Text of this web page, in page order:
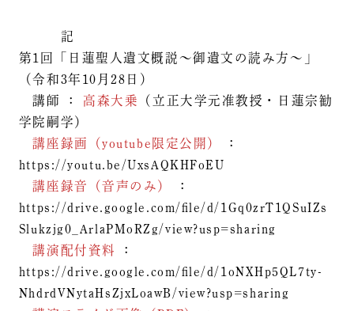
記
第1回「日蓮聖人遺文概説～御遺文の読み方～」
（令和3年10月28日）
講師 ： 高森大乗
（立正大学元准教授・日蓮宗勧
学院嗣学）
講座録画（youtube限定公開）
：
https://youtu.be/UxsAQKHFoEU
講座録音（音声のみ）
：
https://drive.google.com/file/d/1Gq0zrT1QSuIZs
Slukzjg0_ArlaPMoRZg/view?usp=sharing
講演配付資料
：
https://drive.google.com/file/d/1oNXHp5QL7ty-
NhdrdVNytaHsZjxLoawB/view?usp=sharing